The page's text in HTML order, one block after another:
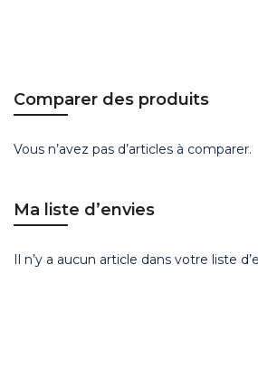
Comparer des produits
Vous n’avez pas d’articles à comparer.
Ma liste d’envies
Il n’y a aucun article dans votre liste